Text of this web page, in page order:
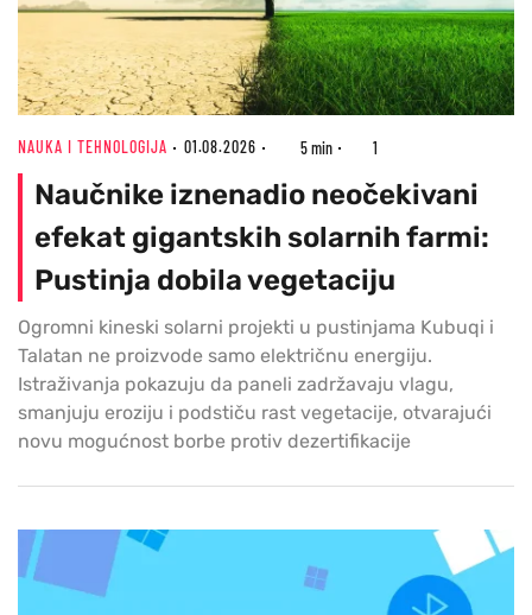
NAUKA I TEHNOLOGIJA 01.08.2026 5 min 1
Naučnike iznenadio neočekivani
efekat gigantskih solarnih farmi:
Pustinja dobila vegetaciju
Ogromni kineski solarni projekti u pustinjama Kubuqi i
Talatan ne proizvode samo električnu energiju.
Istraživanja pokazuju da paneli zadržavaju vlagu,
smanjuju eroziju i podstiču rast vegetacije, otvarajući
novu mogućnost borbe protiv dezertifikacije